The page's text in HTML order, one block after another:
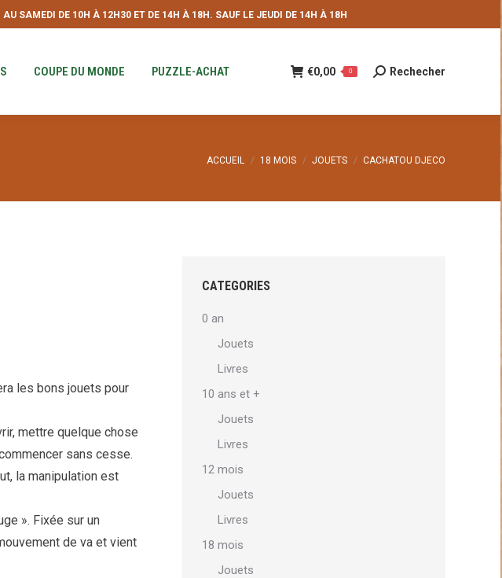
SAMEDI DE 10H À 12H30 ET DE 14H À 18H. SAUF LE JEUDI DE 14H À 18H
COUPE DU MONDE PUZZLE-ACHAT €0,00 0
Recherche
Rechecher
Vous êtes ici :
ACCUEIL 18 MOIS JOUETS CACHATOU DJECO
les bons jouets pour
mettre quelque chose
sans cesse.
la manipulation est
». Fixée sur un
de va et vient
CATEGORIES
0 an
Jouets
Livres
10 ans et +
Jouets
Livres
12 mois
Jouets
Livres
18 mois
Jouets
SOLDES COUPE DU MONDE
: